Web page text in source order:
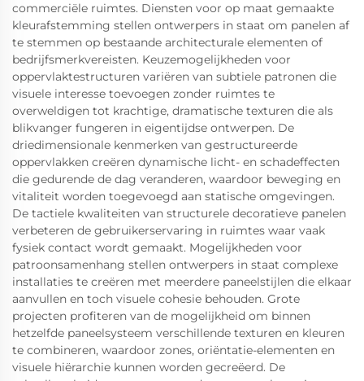
commerciële ruimtes. Diensten voor op maat gemaakte
kleurafstemming stellen ontwerpers in staat om panelen af
te stemmen op bestaande architecturale elementen of
bedrijfsmerkvereisten. Keuzemogelijkheden voor
oppervlaktestructuren variëren van subtiele patronen die
visuele interesse toevoegen zonder ruimtes te
overweldigen tot krachtige, dramatische texturen die als
blikvanger fungeren in eigentijdse ontwerpen. De
driedimensionale kenmerken van gestructureerde
oppervlakken creëren dynamische licht- en schadeffecten
die gedurende de dag veranderen, waardoor beweging en
vitaliteit worden toegevoegd aan statische omgevingen.
De tactiele kwaliteiten van structurele decoratieve panelen
verbeteren de gebruikerservaring in ruimtes waar vaak
fysiek contact wordt gemaakt. Mogelijkheden voor
patroonsamenhang stellen ontwerpers in staat complexe
installaties te creëren met meerdere paneelstijlen die elkaar
aanvullen en toch visuele cohesie behouden. Grote
projecten profiteren van de mogelijkheid om binnen
hetzelfde paneelsysteem verschillende texturen en kleuren
te combineren, waardoor zones, oriëntatie-elementen en
visuele hiërarchie kunnen worden gecreëerd. De